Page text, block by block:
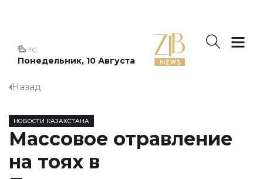
Понедельник, 10 Августа
°C
Назад
НОВОСТИ КАЗАХСТАНА
Массовое отравление
на тоях в